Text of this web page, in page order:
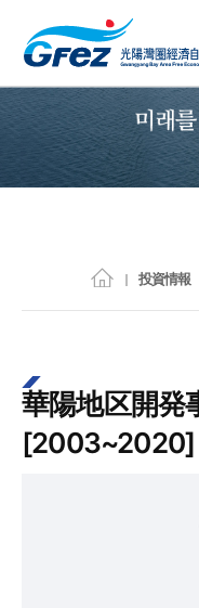
投資情報
華陽地区開発
[2003~2020]